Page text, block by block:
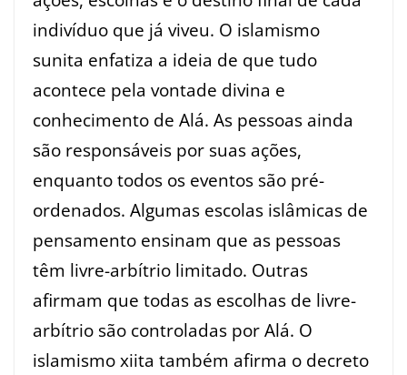
indivíduo que já viveu. O islamismo
sunita enfatiza a ideia de que tudo
acontece pela vontade divina e
conhecimento de Alá. As pessoas ainda
são responsáveis por suas ações,
enquanto todos os eventos são pré-
ordenados. Algumas escolas islâmicas de
pensamento ensinam que as pessoas
têm livre-arbítrio limitado. Outras
afirmam que todas as escolhas de livre-
arbítrio são controladas por Alá. O
islamismo xiita também afirma o decreto